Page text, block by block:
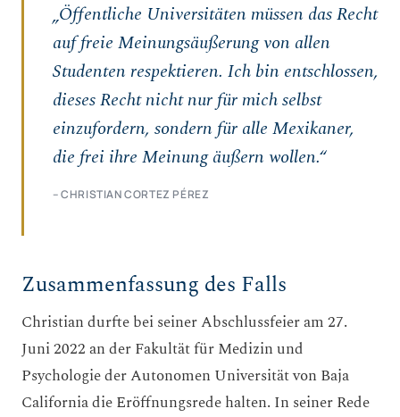
„Öffentliche Universitäten müssen das Recht
auf freie Meinungsäußerung von allen
Studenten respektieren. Ich bin entschlossen,
dieses Recht nicht nur für mich selbst
einzufordern, sondern für alle Mexikaner,
die frei ihre Meinung äußern wollen.“
– CHRISTIAN CORTEZ PÉREZ
Zusammenfassung des Falls
Christian durfte bei seiner Abschlussfeier am 27.
Juni 2022 an der Fakultät für Medizin und
Psychologie der Autonomen Universität von Baja
California die Eröffnungsrede halten. In seiner Rede